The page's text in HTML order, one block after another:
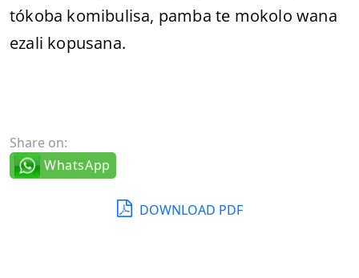
tókoba komibulisa, pamba te mokolo wana
ezali kopusana.
Share on:
WhatsApp
DOWNLOAD PDF